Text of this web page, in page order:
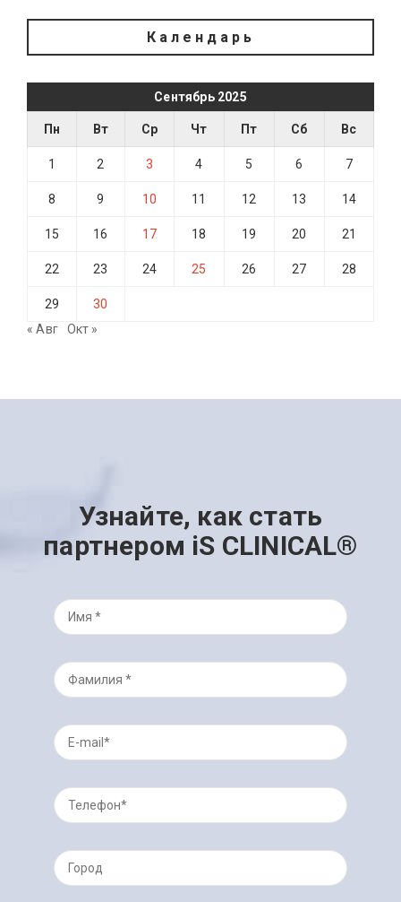
Календарь
Сентябрь 2025
Пн Вт Ср Чт Пт Сб Вс
1 2 3 4 5 6 7
8 9 10 11 12 13 14
15 16 17 18 19 20 21
22 23 24 25 26 27 28
29
30
« Авг
Окт »
Узнайте, как стать
партнером iS CLINICAL®